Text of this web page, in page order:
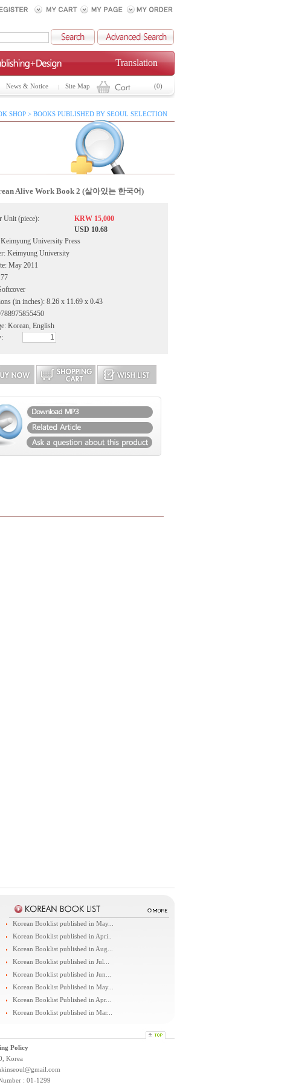
Translation
News & Notice Site Map (0)
SHOP > BOOKS PUBLISHED BY SEOUL SELECTION
Alive Work Book 2 (살아있는 한국어)
Unit (piece):
KRW 15,000
USD 10.68
University Press
Keimyung University
May 2011
(in inches): 8.26 x 11.69 x 0.43
Korean, English
Korean Booklist published in May...
Korean Booklist published in Apri..
Korean Booklist published in Aug...
Korean Booklist published in Jul...
Korean Booklist published in Jun...
Korean Booklist Published in May...
Korean Booklist Published in Apr...
Korean Booklist published in Mar...
Policy
Korea
: 01-1299